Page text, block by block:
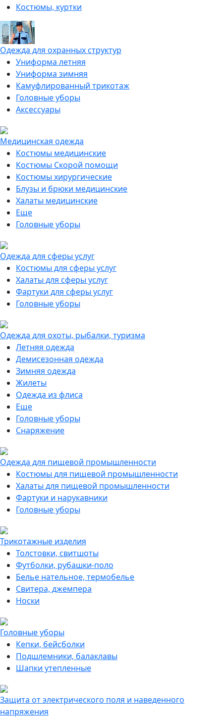
Костюмы, куртки
Одежда для охранных структур
Униформа летняя
Униформа зимняя
Камуфлированный трикотаж
Головные уборы
Аксессуары
Медицинская одежда
Костюмы медицинские
Костюмы Скорой помощи
Костюмы хирургические
Блузы и брюки медицинские
Халаты медицинские
Еще
Головные уборы
Одежда для сферы услуг
Костюмы для сферы услуг
Халаты для сферы услуг
Фартуки для сферы услуг
Головные уборы
Одежда для охоты, рыбалки, туризма
Летняя одежда
Демисезонная одежда
Зимняя одежда
Жилеты
Одежда из флиса
Еще
Головные уборы
Снаряжение
Одежда для пищевой промышленности
Костюмы для пищевой промышленности
Халаты для пищевой промышленности
Фартуки и нарукавники
Головные уборы
Трикотажные изделия
Толстовки, свитшоты
Футболки, рубашки-поло
Белье нательное, термобелье
Свитера, джемпера
Носки
Головные уборы
Кепки, бейсболки
Подшлемники, балаклавы
Шапки утепленные
Защита от электрического поля и наведенного
напряжения